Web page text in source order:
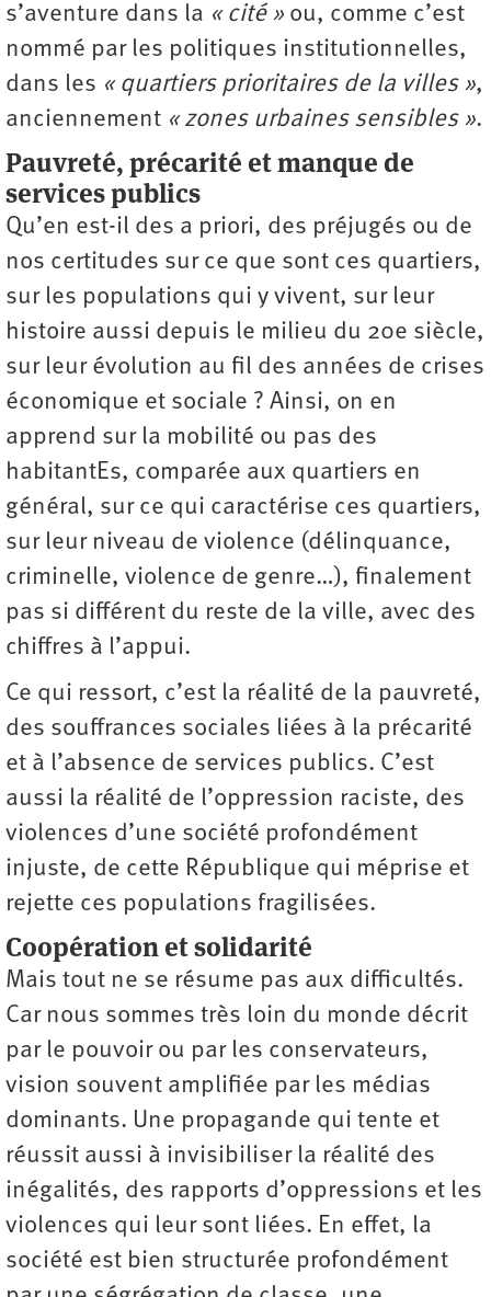
s’aventure dans la « cité » ou, comme c’est
nommé par les politiques institutionnelles,
dans les « quartiers prioritaires de la villes »,
anciennement « zones urbaines sensibles ».
Pauvreté, précarité et manque de
services publics
Qu’en est-il des a priori, des préjugés ou de
nos certitudes sur ce que sont ces quartiers,
sur les populations qui y vivent, sur leur
histoire aussi depuis le milieu du 20e siècle,
sur leur évolution au fil des années de crises
économique et sociale ? Ainsi, on en
apprend sur la mobilité ou pas des
habitantEs, comparée aux quartiers en
général, sur ce qui caractérise ces quartiers,
sur leur niveau de violence (délinquance,
criminelle, violence de genre…), finalement
pas si différent du reste de la ville, avec des
chiffres à l’appui.
Ce qui ressort, c’est la réalité de la pauvreté,
des souffrances sociales liées à la précarité
et à l’absence de services publics. C’est
aussi la réalité de l’oppression raciste, des
violences d’une société profondément
injuste, de cette République qui méprise et
rejette ces populations fragilisées.
Coopération et solidarité
Mais tout ne se résume pas aux difficultés.
Car nous sommes très loin du monde décrit
par le pouvoir ou par les conservateurs,
vision souvent amplifiée par les médias
dominants. Une propagande qui tente et
réussit aussi à invisibiliser la réalité des
inégalités, des rapports d’oppressions et les
violences qui leur sont liées. En effet, la
société est bien structurée profondément